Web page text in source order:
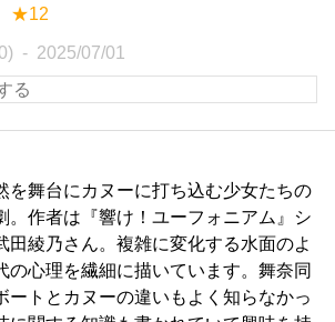
★12
2025/07/01
を舞台にカヌーに打ち込む少女たちの
。作者は『響け！ユーフォニアム』シ
田綾乃さん。複雑に変化する水面のよ
の心理を繊細に描いています。舞奈同
ートとカヌーの違いもよく知らなかっ